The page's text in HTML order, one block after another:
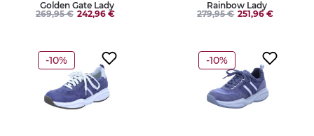
Golden Gate Lady
269,95 € 242,96 €
Rainbow Lady
279,95 € 251,96 €
-10% -10%